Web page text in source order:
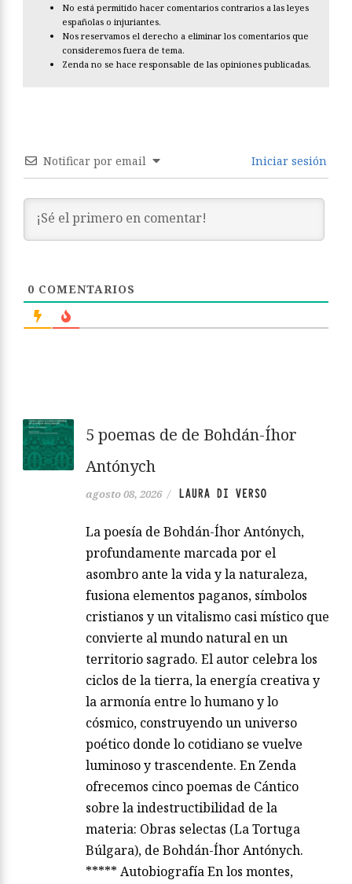
No está permitido hacer comentarios contrarios a las leyes
españolas o injuriantes.
Nos reservamos el derecho a eliminar los comentarios que
consideremos fuera de tema.
Zenda no se hace responsable de las opiniones publicadas.
Notificar por email Iniciar sesión
0 COMENTARIOS
5 poemas de de Bohdán-Íhor
Antónych
agosto 08, 2026 / LAURA DI VERSO
La poesía de Bohdán-Íhor Antónych,
profundamente marcada por el
asombro ante la vida y la naturaleza,
fusiona elementos paganos, símbolos
cristianos y un vitalismo casi místico que
convierte al mundo natural en un
territorio sagrado. El autor celebra los
ciclos de la tierra, la energía creativa y
la armonía entre lo humano y lo
cósmico, construyendo un universo
poético donde lo cotidiano se vuelve
luminoso y trascendente. En Zenda
ofrecemos cinco poemas de Cántico
sobre la indestructibilidad de la
materia: Obras selectas (La Tortuga
Búlgara), de Bohdán-Íhor Antónych.
***** Autobiografía En los montes,